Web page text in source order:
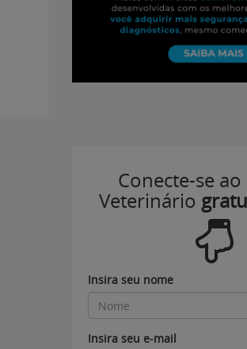
Conecte-se
Veterinário
Insira seu nome
Insira seu e-mail